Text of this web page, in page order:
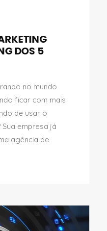
DOS 5
no mundo
ficar com mais
de usar o
empresa já
agência de